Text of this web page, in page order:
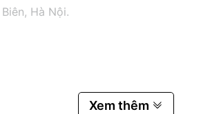
Hà Nội.
Xem thêm